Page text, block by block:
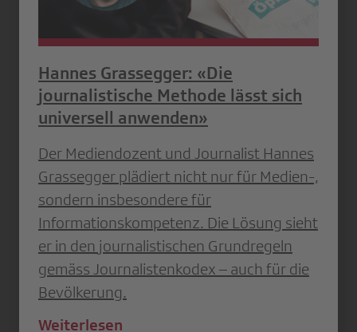
Hannes Grassegger: «Die
journalistische Methode lässt sich
universell anwenden»
Der Mediendozent und Journalist Hannes
Grassegger plädiert nicht nur für Medien-,
sondern insbesondere für
Informationskompetenz. Die Lösung sieht
er in den journalistischen Grundregeln
gemäss Journalistenkodex – auch für die
Bevölkerung.
Weiterlesen